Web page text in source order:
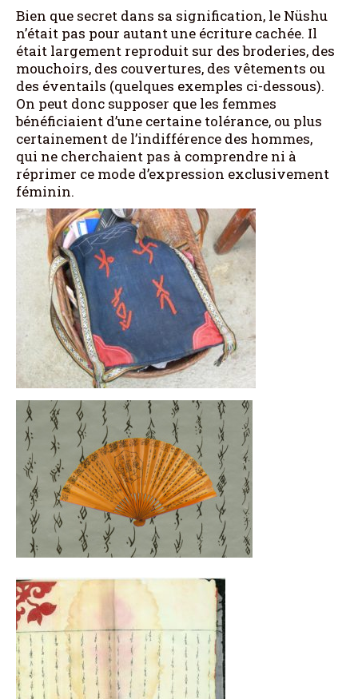
Bien que secret dans sa signification, le Nüshu
n’était pas pour autant une écriture cachée. Il
était largement reproduit sur des broderies, des
mouchoirs, des couvertures, des vêtements ou
des éventails (quelques exemples ci-dessous).
On peut donc supposer que les femmes
bénéficiaient d’une certaine tolérance, ou plus
certainement de l’indifférence des hommes,
qui ne cherchaient pas à comprendre ni à
réprimer ce mode d’expression exclusivement
féminin.